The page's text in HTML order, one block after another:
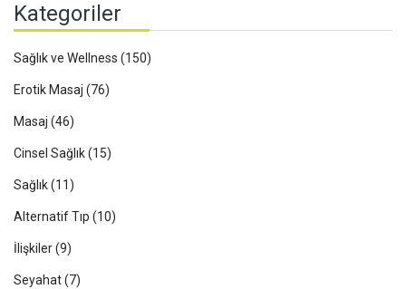
Kategoriler
Sağlık ve Wellness (150)
Erotik Masaj (76)
Masaj (46)
Cinsel Sağlık(15)
Sağlık(11)
Alternatif Tıp (10)
İlişkiler(9)
Seyahat(7)